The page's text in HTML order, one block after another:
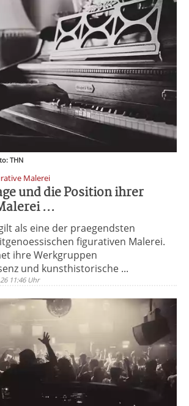
THN
Malerei
und die Position ihrer
...
als eine der praegendsten
figurativen Malerei.
ihre Werkgruppen
und kunsthistorische ...
11:46 Uhr